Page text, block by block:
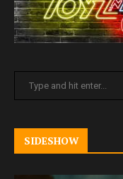
SIDESHOW